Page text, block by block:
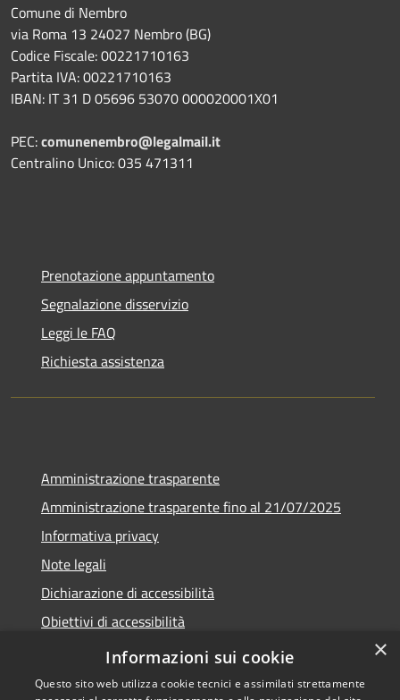
Comune di Nembro
via Roma 13 24027 Nembro (BG)
Codice Fiscale: 00221710163
Partita IVA: 00221710163
IBAN: IT 31 D 05696 53070 000020001X01
PEC:comunenembro@legalmail.it
Centralino Unico: 035 471311
Prenotazione appuntamento
Segnalazione disservizio
Leggi le FAQ
Richiesta assistenza
Amministrazione trasparente
Amministrazione trasparente fino al 21/07/2025
Informativa privacy
Note legali
Dichiarazione di accessibilità
Obiettivi di accessibilità
Piano di miglioramento
×
Informazioni sui cookie
Questo sito web utilizza cookie tecnici e assimilati strettamente